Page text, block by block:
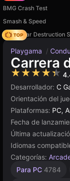
BMG Crash Test
Smash & Speed
Online Car Destruction
Playgama /
Carrera
★★★★★
Desarrollador: C
Orientación del
Plataformas: PC,
Fecha de
Última
Idiomas
Categorías:
Para PC 4784
Indie
Alta
Rusos
Browser
Unity